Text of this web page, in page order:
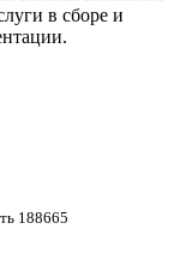
в сборе и
188665